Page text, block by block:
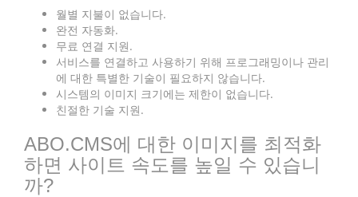
월별 지불이 없습니다.
완전 자동화.
무료 연결 지원.
서비스를 연결하고 사용하기 위해 프로그래밍이나 관리
에 대한 특별한 기술이 필요하지 않습니다.
시스템의 이미지 크기에는 제한이 없습니다.
친절한 기술 지원.
ABO.CMS에 대한 이미지를 최적화
하면 사이트 속도를 높일 수 있습니
까?